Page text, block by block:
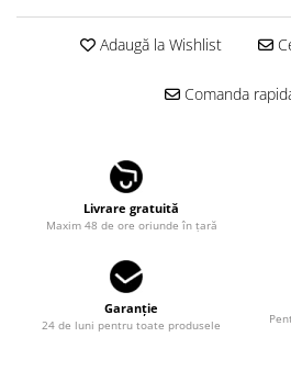
LINDA FARROW
MASSADA
MONT BLANC
OLIVER PEOPLES
Adaugă la Wishlist
Comanda
Livrare gratuită
Maxim 48 de ore oriunde în țară
Garanție
24 de luni pentru toate produsele